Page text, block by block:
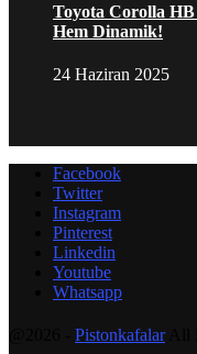
Toyota Corolla
Hem Dinamik!
24 Haziran 2025
Facebook
Twitter
Instagram
Pinterest
Linkedin
Youtube
Whatsapp
PistonkafalarAll